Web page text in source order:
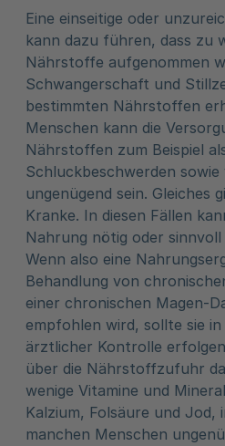
Eine einseitige oder
kann dazu führen, dass zu
Nährstoffe aufgenommen
Schwangerschaft und
bestimmten Nährstoffen
Menschen kann die
Nährstoffen zum Beispiel
Schluckbeschwerden
ungenügend sein. Gleiches
Kranke. In diesen Fällen
Nahrung nötig oder sinnvoll
Wenn also eine
Behandlung von
einer chronischen Magen-
empfohlen wird, sollte sie
ärztlicher Kontrolle
über die Nährstoffzufuhr
wenige Vitamine und
Kalzium, Folsäure und Jod,
manchen Menschen